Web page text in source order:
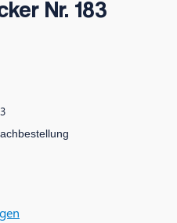
Nr. 183